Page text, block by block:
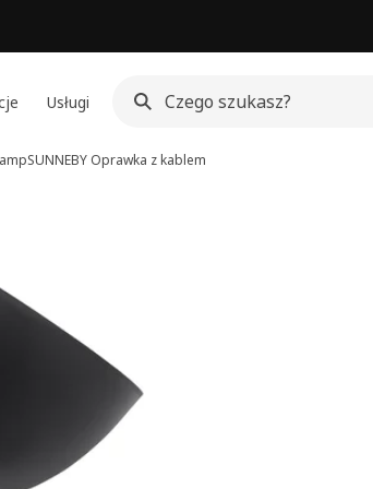
Usługi
SUNNEBY Oprawka z kablem